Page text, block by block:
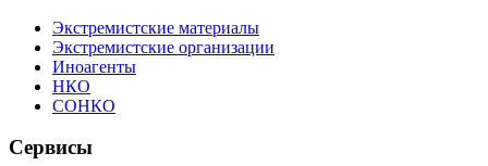
Экстремистские материалы
Экстремистские организации
Иноагенты
НКО
СОНКО
Сервисы